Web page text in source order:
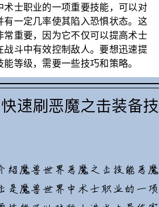
士职业的一项重要技能，可以对
一定几率使其陷入恐惧状态。这
重要，因为它不仅可以提高术士
斗中有效控制敌人。要想迅速提
等级，需要一些技巧和策略。